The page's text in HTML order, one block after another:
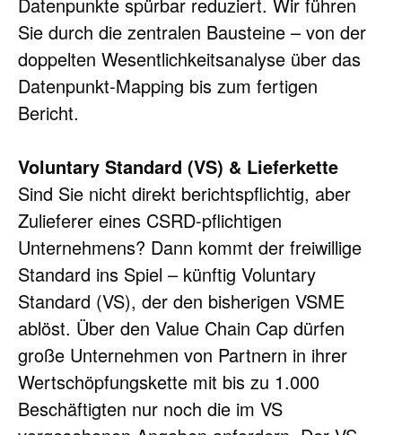
Sie durch die zentralen Bausteine – von der
doppelten Wesentlichkeitsanalyse über das
Datenpunkt-Mapping bis zum fertigen
Bericht.
Voluntary Standard (VS) & Lieferkette
Sind Sie nicht direkt berichtspflichtig, aber
Zulieferer eines CSRD-pflichtigen
Unternehmens? Dann kommt der freiwillige
Standard ins Spiel – künftig Voluntary
Standard (VS), der den bisherigen VSME
ablöst. Über den Value Chain Cap dürfen
große Unternehmen von Partnern in ihrer
Wertschöpfungskette mit bis zu 1.000
Beschäftigten nur noch die im VS